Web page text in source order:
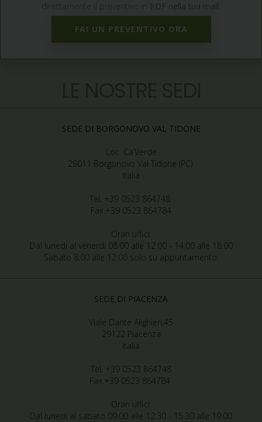
direttamente il preventivo in
PDF nella tua mail.
FAI UN PREVENTIVO ORA
SEDE DI BORGONOVO VAL TIDONE
Loc. Ca’Verde
29011 Borgonovo Val Tidone (PC)
Italia
Tel. +39 0523 864748
Fax.+39 0523 864784
Orari uffici:
Dal lunedi al venerdi 08:00 alle 12:00 - 14:00 alle 18:00
Sabato 8:00 alle 12:00 solo su appuntamento.
SEDE DI PIACENZA
Viale Dante Alighieri,45
29122 Piacenza
Italia
Tel. +39 0523 864748
Fax.+39 0523 864784
Orari uffici:
Dal lunedi al sabato 09:00 alle 12:30 - 15:30 alle 19:00